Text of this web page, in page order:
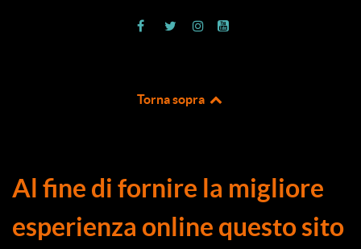
Torna sopra
Al fine di fornire la migliore
esperienza online questo sito